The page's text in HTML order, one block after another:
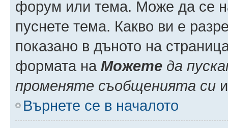
форум или тема. Може да се
пуснете тема. Какво ви е
показано в дъното на
формата на Можете да
променяте съобщенията си
Върнете се в началото